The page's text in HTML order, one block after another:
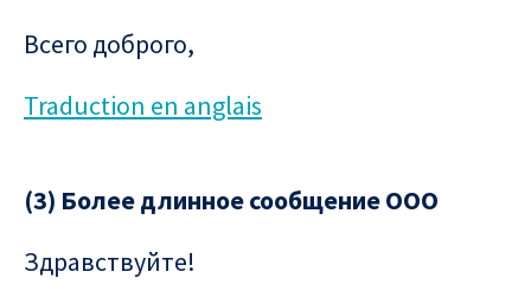
Всего доброго,
Traduction en anglais
(3) Более длинное сообщение ООО
Здравствуйте!